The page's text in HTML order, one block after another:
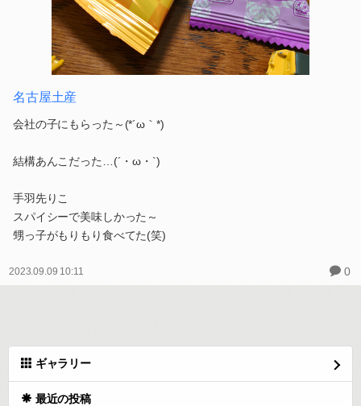
名古屋土産
会社の子にもらった～(*´ω｀*)
結構あんこだった…(´・ω・`)
手羽先りこ
スパイシーで美味しかった～
甥っ子がもりもり食べてた(笑)
2023.09.09 10:11 0
ギャラリー
最近の投稿